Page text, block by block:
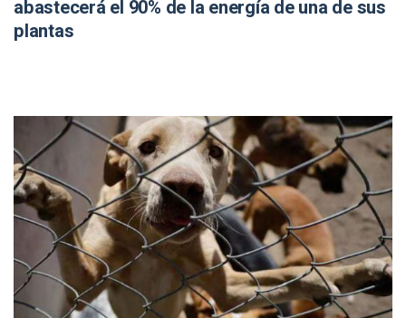
abastecerá el 90% de la energía de una de sus
plantas